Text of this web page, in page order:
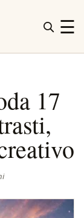
☰
17